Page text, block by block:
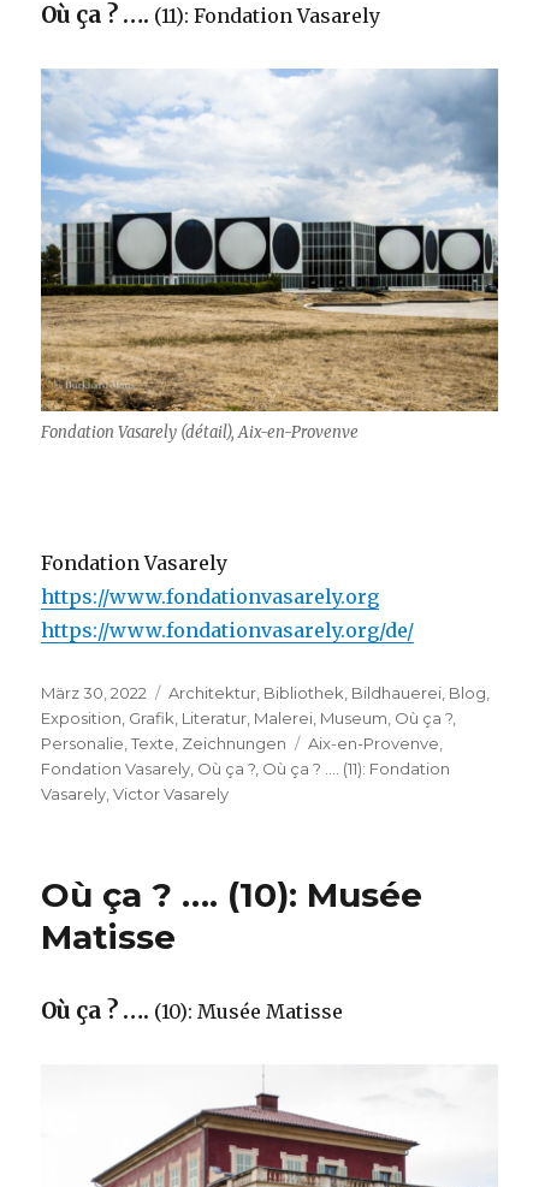
Où ça ? …. (11): Fondation Vasarely
Fondation Vasarely (détail), Aix-en-Provenve
Fondation Vasarely
https://www.fondationvasarely.org
https://www.fondationvasarely.org/de/
Veröffentlicht
am
März 30, 2022 Kategorien
Architektur Bibliothek Bildhauerei Blog
Exposition Grafik Literatur Malerei Museum Où ça ?
Personalie ,Texte Zeichnungen Schlagwörter
Aix-en-Provenve
Fondation Vasarely Où ça ? Où ça ? …. (11): Fondation
Vasarely ,Victor Vasarely
Où ça ? …. (10): Musée
Matisse
Où ça ? …. (10): Musée Matisse